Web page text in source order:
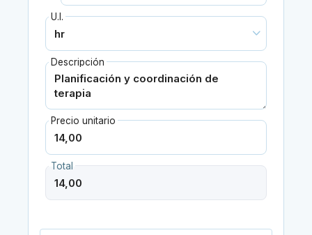
U.I.
Descripción
Precio unitario
Total